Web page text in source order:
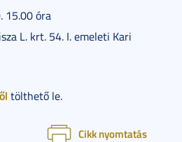
15.00 óra
L. krt. 54. I. emeleti Kari
tölthető le.
Cikk nyomtatás